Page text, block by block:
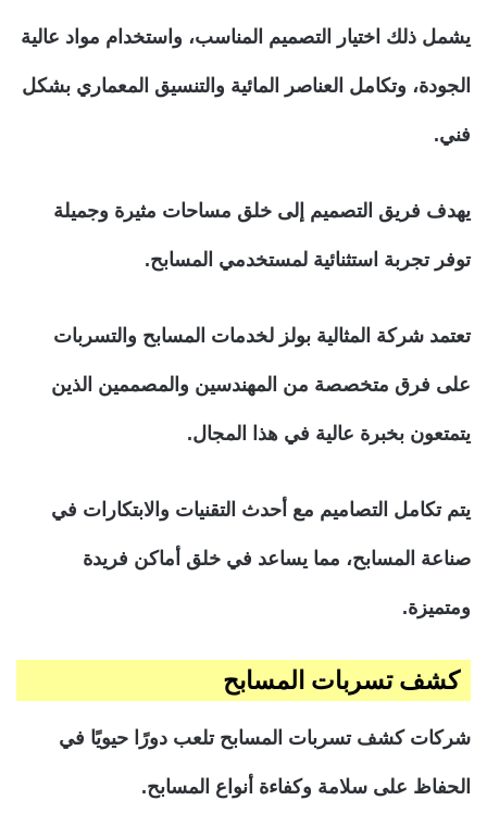
يشمل ذلك اختيار التصميم المناسب، واستخدام مواد عالية
الجودة، وتكامل العناصر المائية والتنسيق المعماري بشكل
فني.
يهدف فريق التصميم إلى خلق مساحات مثيرة وجميلة
توفر تجربة استثنائية لمستخدمي المسابح.
تعتمد شركة المثالية بولز لخدمات المسابح والتسربات
على فرق متخصصة من المهندسين والمصممين الذين
يتمتعون بخبرة عالية في هذا المجال.
يتم تكامل التصاميم مع أحدث التقنيات والابتكارات في
صناعة المسابح، مما يساعد في خلق أماكن فريدة
ومتميزة.
كشف تسربات المسابح
شركات كشف تسربات المسابح تلعب دورًا حيويًا في
الحفاظ على سلامة وكفاءة أنواع المسابح.